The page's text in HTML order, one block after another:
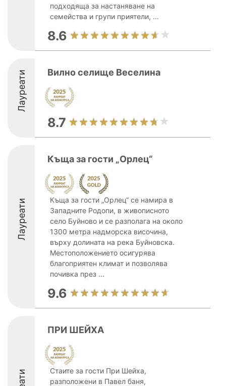
подходяща за настаняване на
семейства и групи приятели, ...
8.6
Лауреати Вилно селище Веселина
8.7
Лауреати
Къща за гости „Орлец“
Къща за гости „Орлец“ се намира в
Западните Родопи, в живописното
село Буйново и се разполага на около
1300 метра надморска височина,
върху долината на река Буйновска.
Местоположението осигурява
благоприятен климат и позволява
почивка през ...
9.6
ПРИ ШЕЙХА
Стаите за гости При Шейха,
разположени в Павел баня,